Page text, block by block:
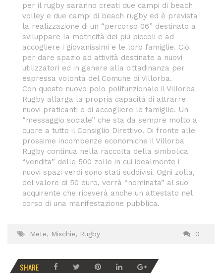
per il rugby saranno creati due campi di beach
volley e due campi di beach rugby ed è prevista
la realizzazione di un “percorso 06” destinato a
sviluppare la motricità dei più piccoli e ad
accogliere i giovanissimi e le loro famiglie. Ciò
per dare spazio ad attività destinate a nuovi
utilizzatori ed in genere alla cittadinanza per
espressa volontà del Comune di Villorba.
Con questo nuovo polo polifunzionale il Villorba
Rugby allarga la propria capacità di attrarre
nuovi praticanti e di accogliere le famiglie. Un
“messaggio sociale” che sta da sempre molto a
cuore a tutto il Consiglio Direttivo. Di fronte alle
prossime incombenze economiche il Villorba
Rugby continua nella raccolta della simbolica
“vendita” delle 500 zolle in cui idealmente i
nuovi spazi verdi sono stati suddivisi. Ogni zolla,
del valore di 50 euro, verrà “nominata” al suo
acquirente che riceverà anche un attestato nel
corso di una manifestazione pubblica.
Mete, Mischie, Rugby 0
SHARE